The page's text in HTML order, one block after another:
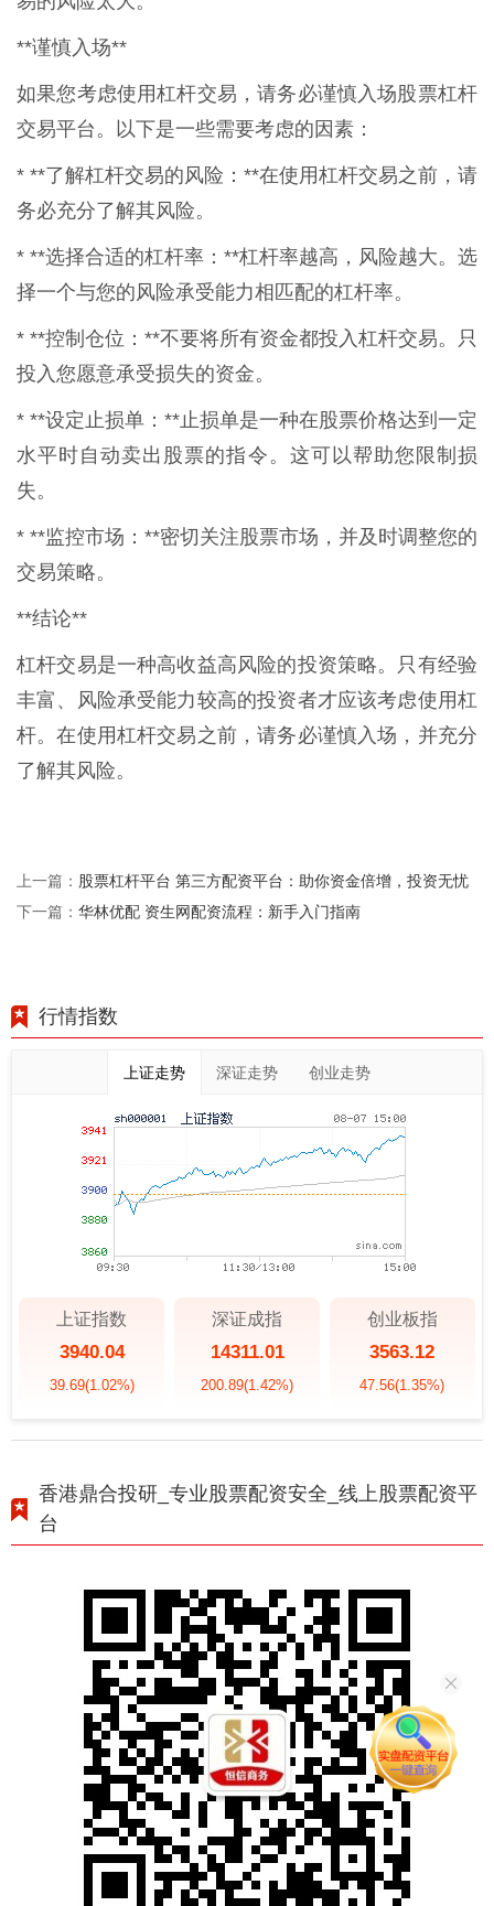
**谨慎入场**
如果您考虑使用杠杆交易，请务必谨慎入场股票杠杆
交易平台。以下是一些需要考虑的因素：
* **了解杠杆交易的风险：**在使用杠杆交易之前，请
务必充分了解其风险。
* **选择合适的杠杆率：**杠杆率越高，风险越大。选
择一个与您的风险承受能力相匹配的杠杆率。
* **控制仓位：**不要将所有资金都投入杠杆交易。只
投入您愿意承受损失的资金。
* **设定止损单：**止损单是一种在股票价格达到一定
水平时自动卖出股票的指令。这可以帮助您限制损
失。
* **监控市场：**密切关注股票市场，并及时调整您的
交易策略。
**结论**
杠杆交易是一种高收益高风险的投资策略。只有经验
丰富、风险承受能力较高的投资者才应该考虑使用杠
杆。在使用杠杆交易之前，请务必谨慎入场，并充分
了解其风险。
上一篇： 股票杠杆平台 第三方配资平台：助你资金倍增，投资无忧
下一篇： 华林优配 资生网配资流程：新手入门指南
行情指数
上证走势 深证走势 创业走势
上证指数
3940.04
39.69(1.02%)
深证成指
14311.01
200.89(1.42%)
创业板指
3563.12
47.56(1.35%)
香港鼎合投研_专业股票配资安全_线上股票配资平
台